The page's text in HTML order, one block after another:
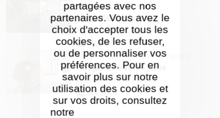
partagées avec nos
partenaires. Vous avez le
choix d'accepter tous les
cookies, de les refuser,
ou de personnaliser vos
préférences. Pour en
savoir plus sur notre
utilisation des cookies et
sur vos droits, consultez
notre
PERFORMANCE
Hors d'œuvres #4
Exposition collective
06/2009
ARTS VISUELS,ARTS PLASTIQUES
Hospitalité toi m'aime
Exposition collective
03/2007